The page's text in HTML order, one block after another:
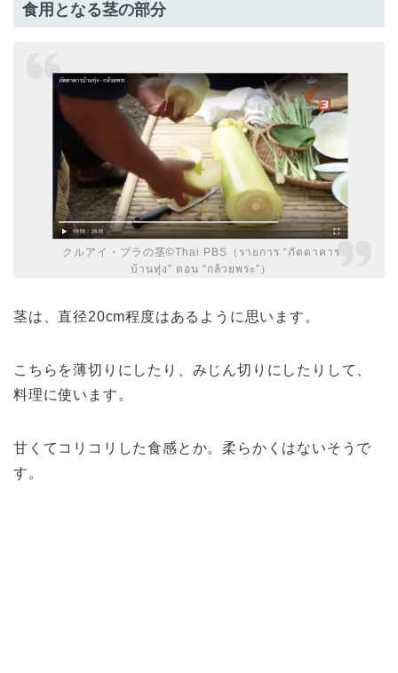
食用となる茎の部分
クルアイ・プラの茎©Thai PBS（รายการ “ภัตตาคาร
บ้านทุ่ง” ตอน “กล้วยพระ”）
茎は、直径20cm程度はあるように思います。
こちらを薄切りにしたり、みじん切りにしたりして、
料理に使います。
甘くてコリコリした食感とか。柔らかくはないそうで
す。